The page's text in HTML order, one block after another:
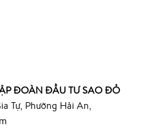
ĐOÀN ĐẦU TƯ SAO ĐỎ
Tự, Phường Hải An,